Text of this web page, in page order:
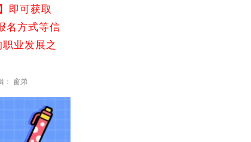
即可获取
名方式等信
业发展之
： 窗弟